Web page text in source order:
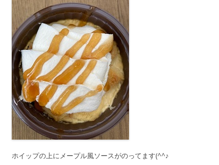
ホイップの上にメープル風ソースがのってます(^^♪